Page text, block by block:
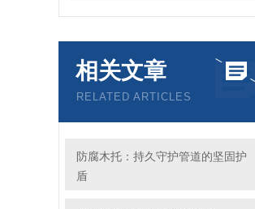
相关文章
RELATED ARTICLES
防腐木托：持久守护管道的坚固护
盾